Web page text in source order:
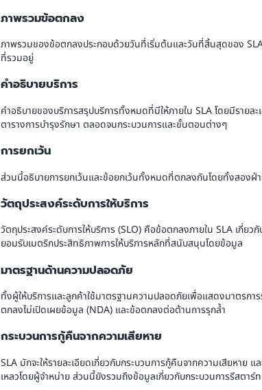
ภาพรวมข้อตกลง
ภาพรวมของข้อตกลงประกอบด้วยวันที่เริ่มต้นและวันที่สิ้นสุดของ
ที่รวมอยู่
คำอธิบายบริการ
คำอธิบายของบริการสรุปบริการทั้งหมดที่มีให้ภายใน SLA โดยมีรายล
ตารางการบำรุงรักษา ตลอดจนกระบวนการและขั้นตอนต่างๆ
การยกเว้น
ส่วนนี้อธิบายการยกเว้นและข้อยกเว้นทั้งหมดที่ตกลงกันโดยทั้งสองฝ่
วัตถุประสงค์ระดับการให้บริการ
วัตถุประสงค์ระดับการให้บริการ (SLO) คือข้อตกลงภายใน SLA เกี่ย
ยอมรับเมตริกประสิทธิภาพการให้บริการหลักที่สนับสนุนโดยข้อมูล
มาตรฐานด้านความปลอดภัย
ทั้งผู้ให้บริการและลูกค้าใช้มาตรฐานความปลอดภัยเพื่อแสดงมาตรก
ตกลงไม่เปิดเผยข้อมูล (NDA) และข้อตกลงต่อต้านการรุกล้ำ
กระบวนการกู้คืนจากความเสียหาย
SLA มักจะให้รายละเอียดเกี่ยวกับกระบวนการกู้คืนจากความเสียหาย
เหลวโดยผู้จำหน่าย ส่วนนี้ยังรวมถึงข้อมูลเกี่ยวกับกระบวนการรีสตาร์